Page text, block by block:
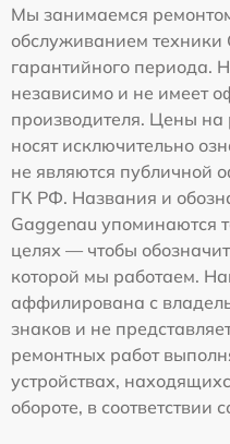
Мы занимаемся
обслуживанием техники
гарантийного периода.
независимо и не имеет
производителя. Цены на
носят исключительно
не являются публичной
ГК РФ. Названия и
Gaggenau упоминаются
целях — чтобы
которой мы работаем.
аффилирована с
знаков и не
ремонтных работ
устройствах,
обороте, в соответствии